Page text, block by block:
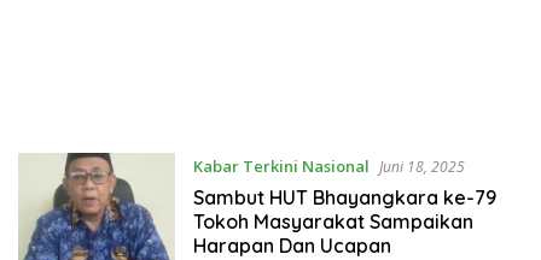
Kabar Terkini Nasional Juni 18, 2025
Sambut HUT Bhayangkara ke-79
Tokoh Masyarakat Sampaikan
Harapan Dan Ucapan